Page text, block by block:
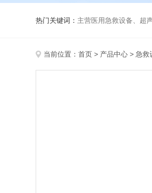
热门关键词： 主营医用急救设备、超声放射、
当前位置： 首页 > 产品中心 > 急救